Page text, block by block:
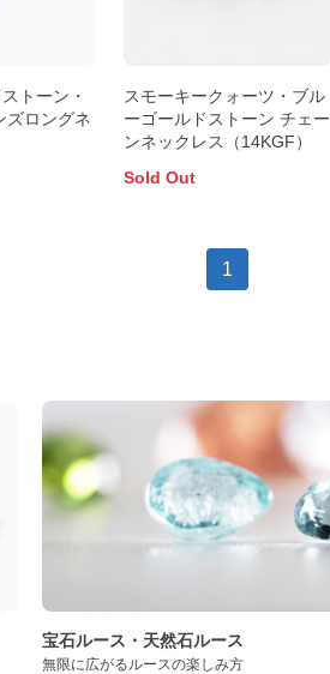
トーン・
ズロングネ
スモーキークォーツ・ブル
ーゴールドストーン チェー
ンネックレス（14KGF）
Sold Out
1
宝石ルース・天然石ルース
無限に広がるルースの楽しみ方